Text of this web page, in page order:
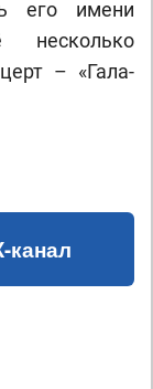
его имени
несколько
– «Гала-
канал